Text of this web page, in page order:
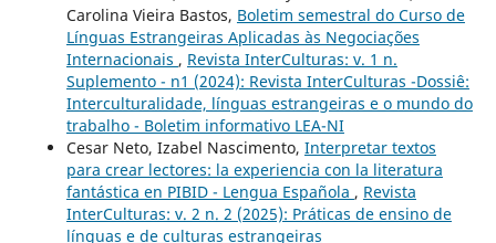
Carolina Vieira Bastos, Boletim semestral do Curso de
Línguas Estrangeiras Aplicadas às Negociações
Internacionais , Revista InterCulturas: v. 1 n.
Suplemento - n1 (2024): Revista InterCulturas -Dossiê:
Interculturalidade, línguas estrangeiras e o mundo do
trabalho - Boletim informativo LEA-NI
Cesar Neto, Izabel Nascimento, Interpretar textos
para crear lectores: la experiencia con la literatura
fantástica en PIBID - Lengua Española , Revista
InterCulturas: v. 2 n. 2 (2025): Práticas de ensino de
línguas e de culturas estrangeiras